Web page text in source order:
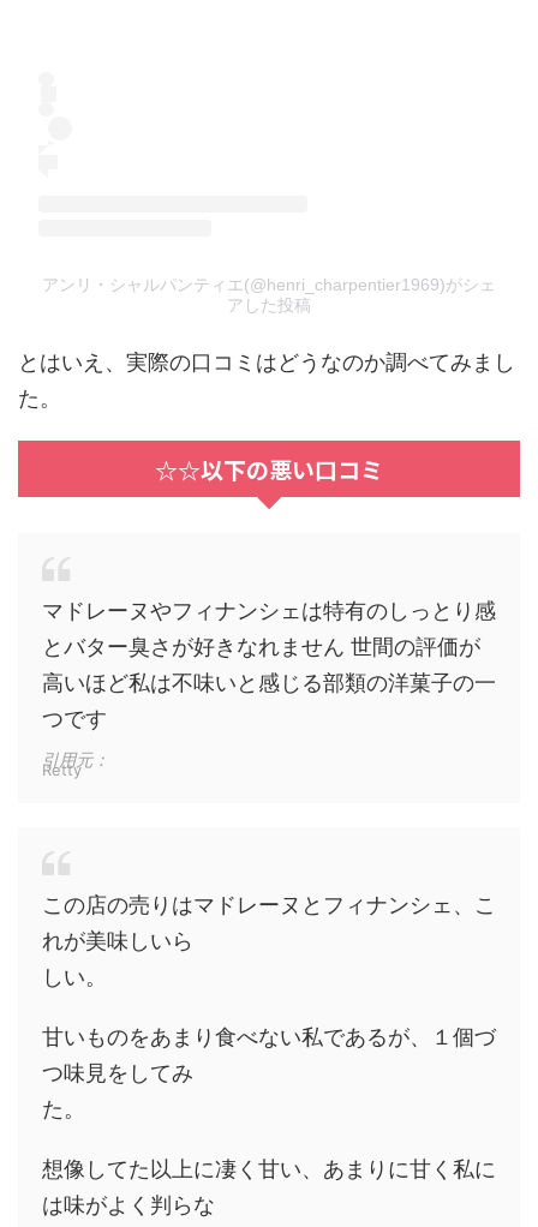
アンリ・シャルパンティエ(@henri_charpentier1969)がシェ
アした投稿
とはいえ、実際の口コミはどうなのか調べてみまし
た。
☆☆以下の悪い口コミ
マドレーヌやフィナンシェは特有のしっとり感
とバター臭さが好きなれません 世間の評価が
高いほど私は不味いと感じる部類の洋菓子の一
つです
引用元：
Retty
この店の売りはマドレーヌとフィナンシェ、こ
れが美味しいら
しい。
甘いものをあまり食べない私であるが、１個づ
つ味見をしてみ
た。
想像してた以上に凄く甘い、あまりに甘く私に
は味がよく判らな